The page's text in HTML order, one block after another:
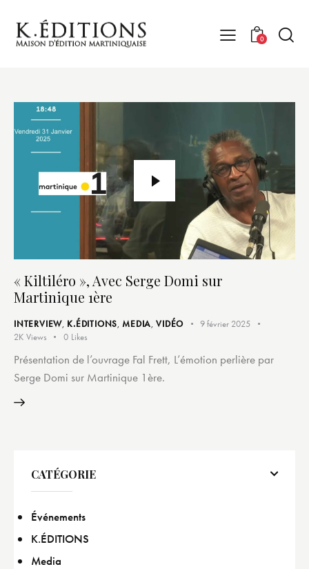
0
« Kiltiléro », Avec Serge Domi sur
Martinique 1ère
INTERVIEW, K.ÉDITIONS,MEDIA,VIDÉO
9 février 2025
2K Views 0 Likes
Présentation de l’ouvrage Fal Frett, L’émotion perlière par
Serge Domi sur Martinique 1ère.
CATÉGORIE
Événements
K.ÉDITIONS
Media